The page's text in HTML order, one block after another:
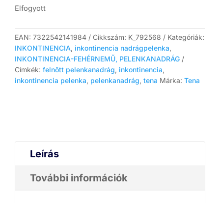
Elfogyott
EAN: 7322542141984 Cikkszám: K_792568
Kategóriák:
INKONTINENCIA, inkontinencia nadrágpelenka,
INKONTINENCIA-FEHÉRNEMŰ, PELENKANADRÁG
Címkék: felnőtt pelenkanadrág, inkontinencia,
inkontinencia pelenka, pelenkanadrág, tena Márka: Tena
Leírás
További információk